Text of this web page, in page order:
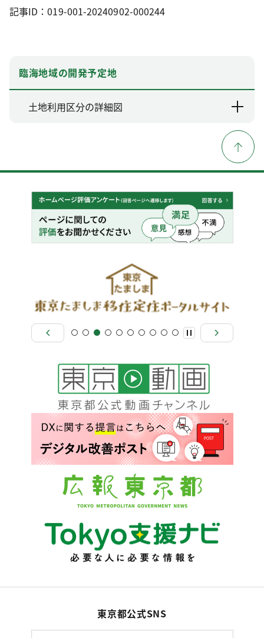
記事ID：019-001-20240902-000244
臨海地域の開発予定地
土地利用区分の詳細図
東京都公式SNS